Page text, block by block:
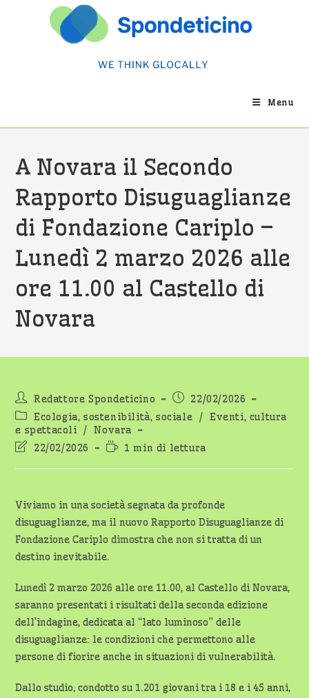
Menu
A Novara il Secondo
Rapporto Disuguaglianze
di Fondazione Cariplo –
Lunedì 2 marzo 2026 alle
ore 11.00 al Castello di
Novara
Autore
dell'articolo:
Redattore Spondeticino
Articolo
pubblicato:
22/02/2026
Categoria
dell'articolo:
Ecologia, sostenibilità, sociale / Eventi, cultura
e spettacoli / Novara
Ultima
dell'articolo:
22/02/2026
Tempo
lettura:
1 min di lettura
Viviamo in una società segnata da profonde
disuguaglianze, ma il nuovo Rapporto Disuguaglianze di
Fondazione Cariplo dimostra che non si tratta di un
destino inevitabile.
Lunedì 2 marzo 2026 alle ore 11.00, al Castello di Novara,
saranno presentati i risultati della seconda edizione
dell’indagine, dedicata al “lato luminoso” delle
disuguaglianze: le condizioni che permettono alle
persone di fiorire anche in situazioni di vulnerabilità.
Dallo studio, condotto su 1.201 giovani tra i 18 e i 45 anni,